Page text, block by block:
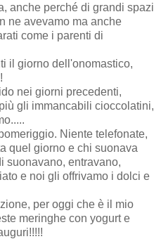
anche perché di grandi spazi
ne avevamo ma anche
come i parenti di
il giorno dell'onomastico,
nei giorni precedenti,
gli immancabili cioccolatini,
Niente telefonate,
quel giorno e chi suonava
suonavano, entravano,
e noi gli offrivamo i dolci e
per oggi che è il mio
meringhe con yogurt e